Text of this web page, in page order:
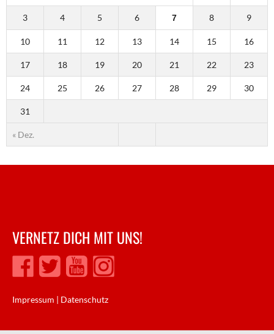
« Dez.
3 4 5 6 7 8 9
10 11 12 13 14 15 16
17 18 19 20 21 22 23
24 25 26 27 28 29 30
31
VERNETZ DICH MIT UNS!
Impressum | Datenschutz